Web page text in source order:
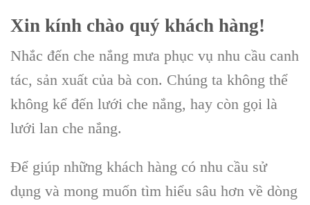
Xin kính chào quý khách hàng!
Nhắc đến che nắng mưa phục vụ nhu cầu canh
tác, sản xuất của bà con. Chúng ta không thể
không kể đến lưới che nắng, hay còn gọi là
lưới lan che nắng.
Để giúp những khách hàng có nhu cầu sử
dụng và mong muốn tìm hiểu sâu hơn về dòng